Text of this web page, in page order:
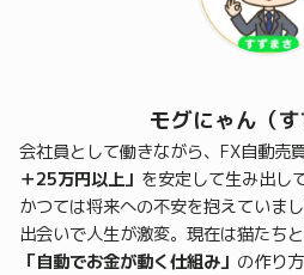
モグにゃん（す
会社員として働きながら、FX自動売
＋25万円以上」 を安定して生み出し
かつては将来への不安を抱えていま
出会いで人生が激変。現在は猫たち
「自動でお金が動く仕組み」 の作り